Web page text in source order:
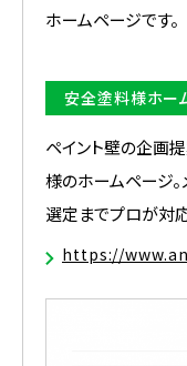
ホームページです。
安全塗料様ホー
ペイント壁の企画
様のホームページ
選定までプロが対
https://